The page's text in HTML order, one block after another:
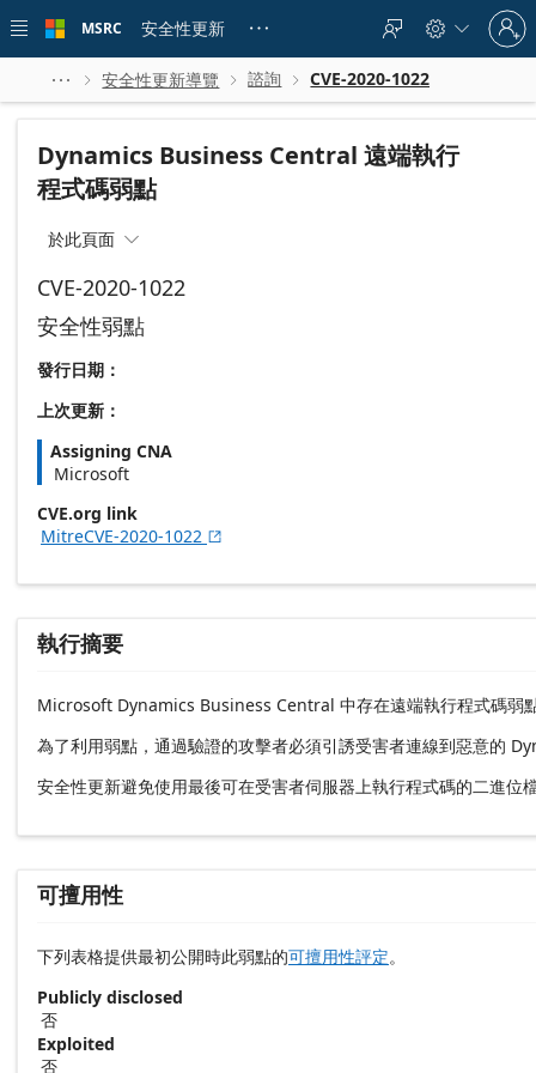
 main
content
MSRC 安全性更新    
Sign
in
to
account
  安全性更新導覽  諮詢  CVE-2020-1022
Dynamics Business Central 遠端執行
程式碼弱點
於此頁面 
CVE-2020-1022
安全性弱點
發行日期：
上次更新：
Assigning CNA
Microsoft
CVE.org link
MitreCVE-2020-1022 
執行摘要
Microsoft Dynamics Business Central 中存在遠端執行程式碼弱
為了利用弱點，通過驗證的攻擊者必須引誘受害者連線到惡意的
安全性更新避免使用最後可在受害者伺服器上執行程式碼的二進位
可擅用性
下列表格提供最初公開時此弱點的可擅用性評定。
Publicly disclosed
否
Exploited
否